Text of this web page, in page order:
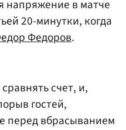
напряжение в матче
20-минутки, когда
Федоров.
счет, и,
гостей,
перед вбрасыванием